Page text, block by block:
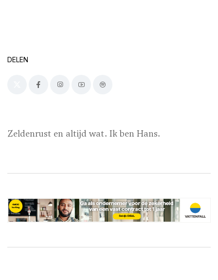
DELEN
Zeldenrust en altijd wat. Ik ben Hans.